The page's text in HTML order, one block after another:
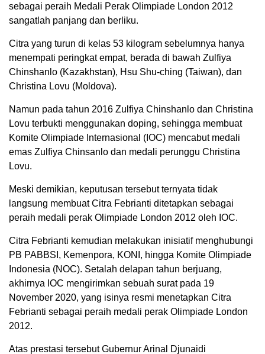
sebagai peraih Medali Perak Olimpiade London 2012
sangatlah panjang dan berliku.
Citra yang turun di kelas 53 kilogram sebelumnya hanya
menempati peringkat empat, berada di bawah Zulfiya
Chinshanlo (Kazakhstan), Hsu Shu-ching (Taiwan), dan
Christina Lovu (Moldova).
Namun pada tahun 2016 Zulfiya Chinshanlo dan Christina
Lovu terbukti menggunakan doping, sehingga membuat
Komite Olimpiade Internasional (IOC) mencabut medali
emas Zulfiya Chinsanlo dan medali perunggu Christina
Lovu.
Meski demikian, keputusan tersebut ternyata tidak
langsung membuat Citra Febrianti ditetapkan sebagai
peraih medali perak Olimpiade London 2012 oleh IOC.
Citra Febrianti kemudian melakukan inisiatif menghubungi
PB PABBSI, Kemenpora, KONI, hingga Komite Olimpiade
Indonesia (NOC). Setalah delapan tahun berjuang,
akhirnya IOC mengirimkan sebuah surat pada 19
November 2020, yang isinya resmi menetapkan Citra
Febrianti sebagai peraih medali perak Olimpiade London
2012.
Atas prestasi tersebut Gubernur Arinal Djunaidi